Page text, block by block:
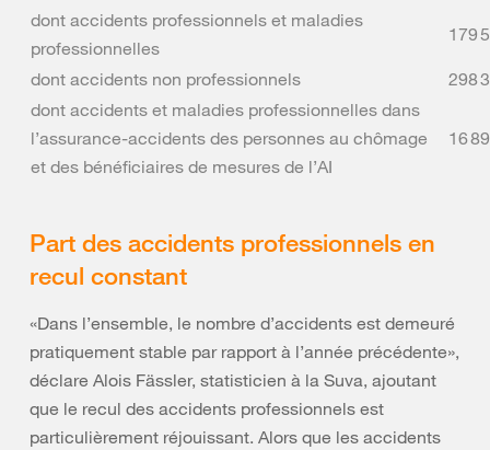
dont accidents professionnels et maladies
professionnelles
179
dont accidents non professionnels
298
dont accidents et maladies professionnelles dans
l’assurance-accidents des personnes au chômage
et des bénéficiaires de mesures de l’AI
16
Part des accidents professionnels en
recul constant
«Dans l’ensemble, le nombre d’accidents est demeuré
pratiquement stable par rapport à l’année précédente»,
déclare Alois Fässler, statisticien à la Suva, ajoutant
que le recul des accidents professionnels est
particulièrement réjouissant. Alors que les accidents